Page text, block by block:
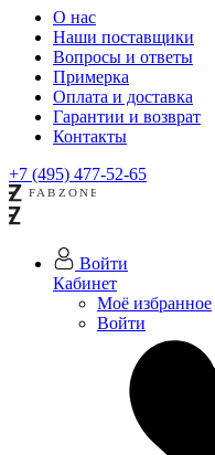
О нас
Наши поставщики
Вопросы и ответы
Примерка
Оплата и доставка
Гарантии и возврат
Контакты
+7 (495) 477-52-65
Войти
Кабинет
Моё избранное
Войти